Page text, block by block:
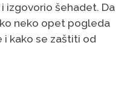
izgovorio šehadet. Da
neko opet pogleda
kako se zaštiti od